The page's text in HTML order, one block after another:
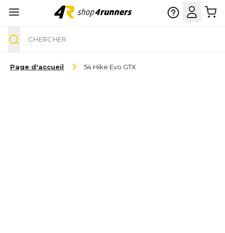
Page d'accueil 54 Hike Evo GTX